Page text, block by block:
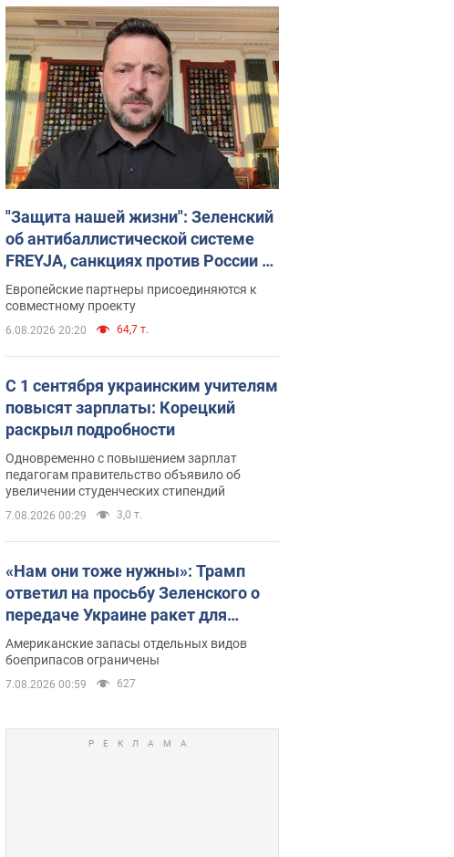
"Защита нашей жизни": Зеленский
об антибаллистической системе
FREYJA, санкциях против России и
поддержке аграриев. Видео
Европейские партнеры присоединяются к
совместному проекту
6.08.2026 20:20 64,7 т.
С 1 сентября украинским учителям
повысят зарплаты: Корецкий
раскрыл подробности
Одновременно с повышением зарплат
педагогам правительство объявило об
увеличении студенческих стипендий
7.08.2026 00:29 3,0 т.
«Нам они тоже нужны»: Трамп
ответил на просьбу Зеленского о
передаче Украине ракет для
Patriot
Американские запасы отдельных видов
боеприпасов ограничены
7.08.2026 00:59 627